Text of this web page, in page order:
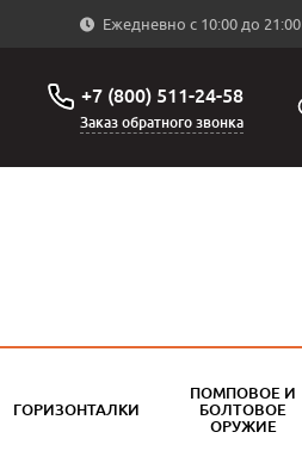
Ежедневно с 10:00 до 21:00
+7 (800) 511-24-58
Заказ обратного звонка
ГОРИЗОНТАЛКИ
ПОМПОВОЕ И
БОЛТОВОЕ
ОРУЖИЕ